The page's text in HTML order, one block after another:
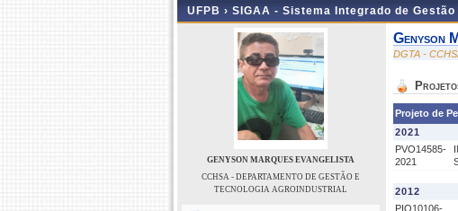
UFPB › SIGAA - Sistema Integrado de
GENYSON MARQUES EVANGELISTA
CCHSA - DEPARTAMENTO DE GESTÃO E
TECNOLOGIA AGROINDUSTRIAL
Genyson
DGTA -
Projeto de
2021
PVO14585-
2021
2012
PIO10106-